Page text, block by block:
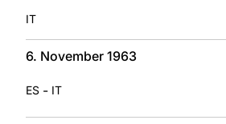
IT
6. November 1963
ES - IT